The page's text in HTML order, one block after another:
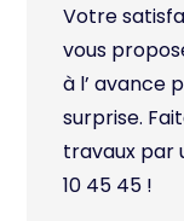
Votre
vous
à l’ avance
surprise.
travaux par
10 45 45 !